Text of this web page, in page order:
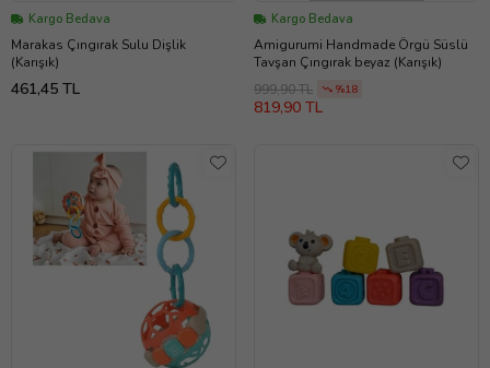
Kargo Bedava
Marakas Çıngırak Sulu Dişlik
(Karışık)
461,45 TL
Kargo Bedava
Amigurumi Handmade Örgü Süslü
Tavşan Çıngırak beyaz (Karışık)
999,90 TL
%18
819,90 TL